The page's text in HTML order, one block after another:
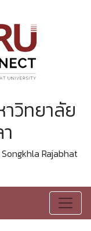
วิทยาลัย
Rajabhat